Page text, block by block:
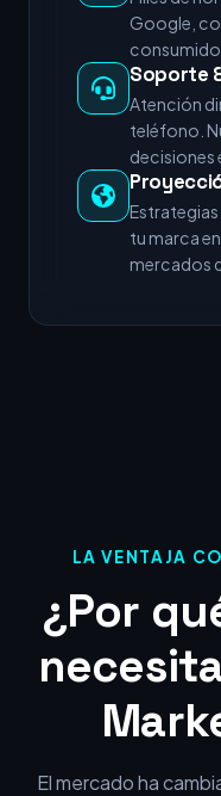
Google,
Soporte
Atención
teléfono.
decisiones
tu marca
mercados
LA VENTAJA
¿Por
El mercado ha